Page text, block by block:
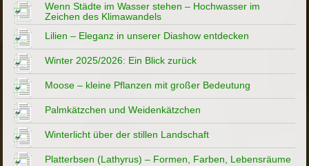
Wenn Städte im Wasser stehen – Hochwasser im
Zeichen des Klimawandels
Lilien – Eleganz in unserer Diashow entdecken
Winter 2025/2026: Ein Blick zurück
Moose – kleine Pflanzen mit großer Bedeutung
Palmkätzchen und Weidenkätzchen
Winterlicht über der stillen Landschaft
Platterbsen (Lathyrus) – Formen, Farben, Lebensräume